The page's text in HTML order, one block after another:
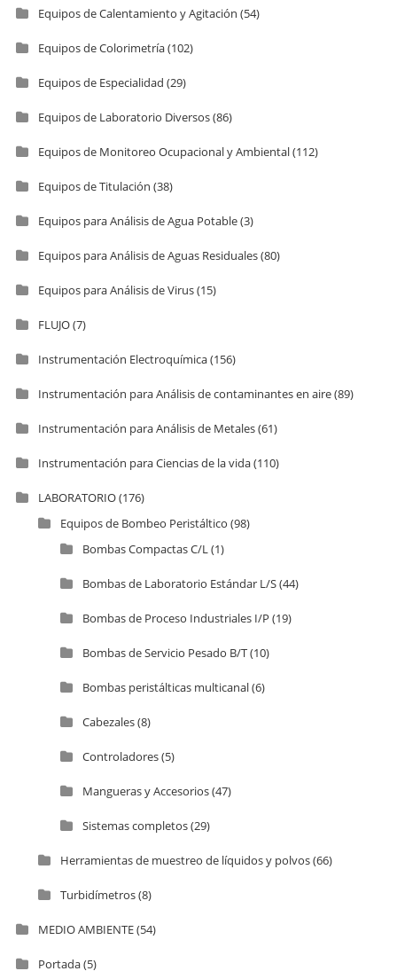
Equipos de Calentamiento y Agitación (54)
Equipos de Colorimetría(102)
Equipos de Especialidad (29)
Equipos de Laboratorio Diversos(86)
Equipos de Monitoreo Ocupacional y Ambiental(112)
Equipos de Titulación (38)
Equipos para Análisis de Agua Potable(3)
Equipos para Análisis de Aguas Residuales(80)
Equipos para Análisis de Virus(15)
FLUJO(7)
Instrumentación Electroquímica(156)
Instrumentación para Análisis de contaminantes en aire(89)
Instrumentación para Análisis de Metales(61)
Instrumentación para Ciencias de la vida(110)
LABORATORIO(176)
Equipos de Bombeo Peristáltico (98)
Bombas Compactas C/L(1)
Bombas de Laboratorio Estándar L/S(44)
Bombas de Proceso Industriales I/P (19)
Bombas de Servicio Pesado B/T(10)
Bombas peristálticas multicanal(6)
Cabezales(8)
Controladores(5)
Mangueras y Accesorios(47)
Sistemas completos(29)
Herramientas de muestreo de líquidos y polvos(66)
Turbidímetros(8)
MEDIO AMBIENTE(54)
Portada(5)